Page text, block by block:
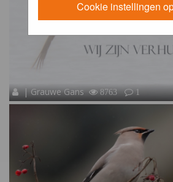
Cookie instellingen
| Grauwe Gans 8763 1